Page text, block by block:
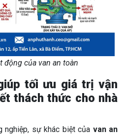
động của van an toàn
tối ưu giá trị vận
thách thức cho nhà
nghiệp, sự khác biệt của van an